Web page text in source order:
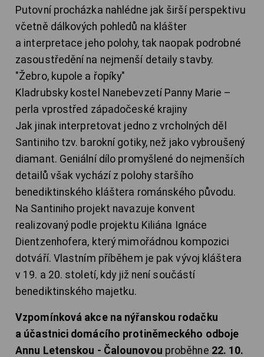
Putovní procházka nahlédne jak širší perspektivu
včetně dálkových pohledů na klášter
a interpretace jeho polohy, tak naopak podrobné
zasoustředění na nejmenší detaily stavby.
"Žebro, kupole a řopíky"
Kladrubsky kostel Nanebevzetí Panny Marie –
perla vprostřed západočeské krajiny
Jak jinak interpretovat jedno z vrcholných děl
Santiniho tzv. barokní gotiky, než jako vybroušený
diamant. Geniální dílo promyšlené do nejmenších
detailů však vychází z polohy staršího
benediktinského kláštera románského původu.
Na Santiniho projekt navazuje konvent
realizovaný podle projektu Kiliána Ignáce
Dientzenhofera, který mimořádnou kompozici
dotváří. Vlastním příběhem je pak vývoj kláštera
v 19. a 20. století, kdy již není součástí
benediktinského majetku.
Vzpomínková akce na nýřanskou rodačku
a účastnici domácího protiněmeckého odboje
Annu Letenskou - Čalounovou proběhne 22. 10.